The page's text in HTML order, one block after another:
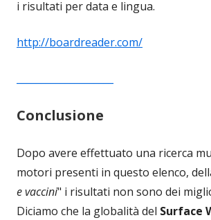
i risultati per data e lingua.
http://boardreader.com/
Conclusione
Dopo avere effettuato una ricerca
motori presenti in questo elenco,
e vaccini" i risultati non sono dei
Diciamo che la globalità del Surface